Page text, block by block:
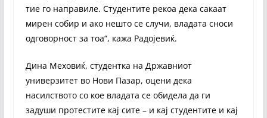
тие го направиле. Студентите рекоа дека сакаат
мирен собир и ако нешто се случи, владата сноси
одговорност за тоа“, кажа Радојевиќ.
Дина Меховиќ, студентка на Државниот
универзитет во Нови Пазар, оцени дека
насилството со кое владата се обидела да ги
задуши протестите кај сите – и кај студентите и кај